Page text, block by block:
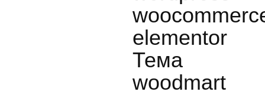
elementor
Тема
woodmart